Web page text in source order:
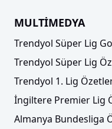
MULTİMEDYA
Trendyol Süper Lig
Trendyol Süper Lig
Trendyol 1. Lig
İngiltere Premier Lig
Almanya Bundesliga